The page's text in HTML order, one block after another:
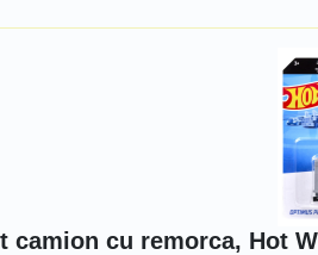
camion cu remorca, Hot